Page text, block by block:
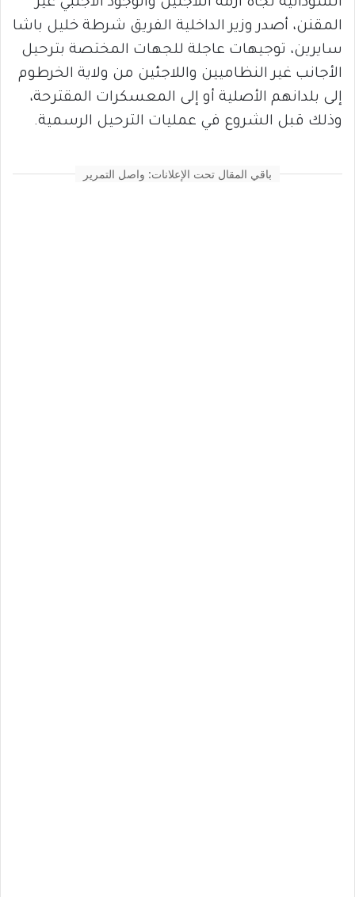
السودانية تجاه أزمة اللاجئين والوجود الأجنبي غير
المقنن، أصدر وزير الداخلية الفريق شرطة خليل باشا
سايرين، توجيهات عاجلة للجهات المختصة بترحيل
الأجانب غير النظاميين واللاجئين من ولاية الخرطوم
إلى بلدانهم الأصلية أو إلى المعسكرات المقترحة،
وذلك قبل الشروع في عمليات الترحيل الرسمية.
باقي المقال تحت الإعلانات: واصل التمرير